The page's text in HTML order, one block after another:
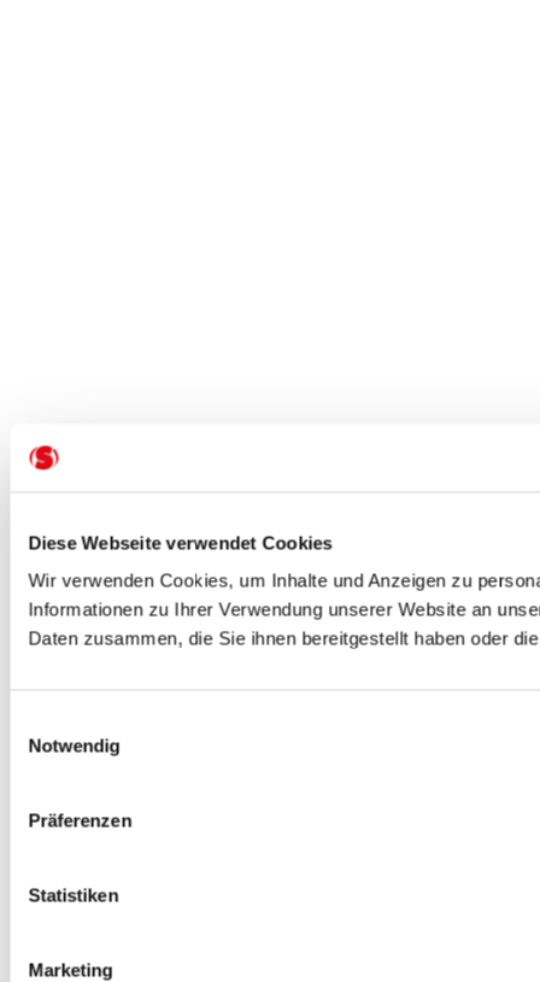
Diese Webseite verwendet Cookies
Wir verwenden Cookies, um Inhalte und Anzeigen zu
Informationen zu Ihrer Verwendung unserer Website an
Daten zusammen, die Sie ihnen bereitgestellt haben oder
Notwendig
Präferenzen
Statistiken
Marketing